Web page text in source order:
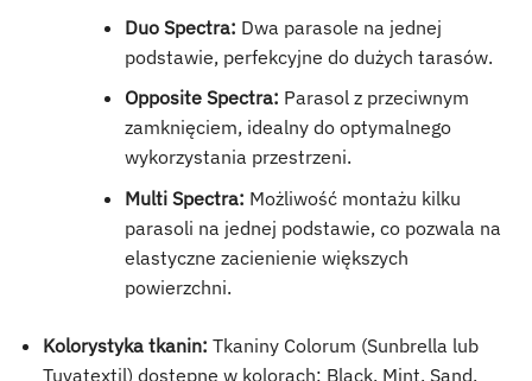
Duo Spectra: Dwa parasole na jednej
podstawie, perfekcyjne do dużych tarasów.
Opposite Spectra: Parasol z przeciwnym
zamknięciem, idealny do optymalnego
wykorzystania przestrzeni.
Multi Spectra: Możliwość montażu kilku
parasoli na jednej podstawie, co pozwala na
elastyczne zacienienie większych
powierzchni.
Kolorystyka tkanin: Tkaniny Colorum (Sunbrella lub
Tuvatextil) dostępne w kolorach: Black, Mint, Sand,